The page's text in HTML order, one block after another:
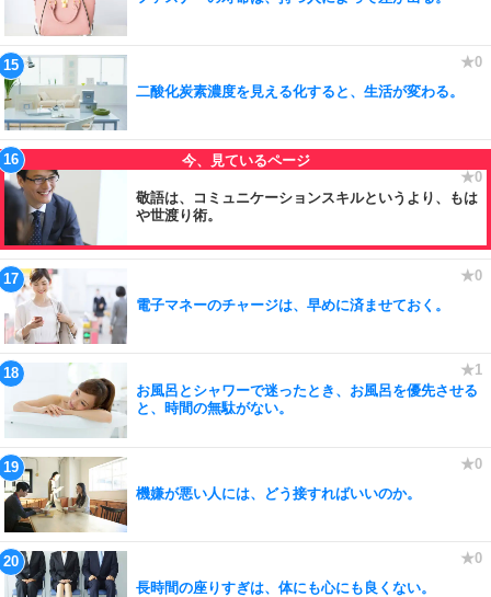
二酸化炭素濃度を見える化すると、生活が変わる。
敬語は、コミュニケーションスキルというより、もは
や世渡り術。
電子マネーのチャージは、早めに済ませておく。
お風呂とシャワーで迷ったとき、お風呂を優先させる
と、時間の無駄がない。
機嫌が悪い人には、どう接すればいいのか。
長時間の座りすぎは、体にも心にも良くない。